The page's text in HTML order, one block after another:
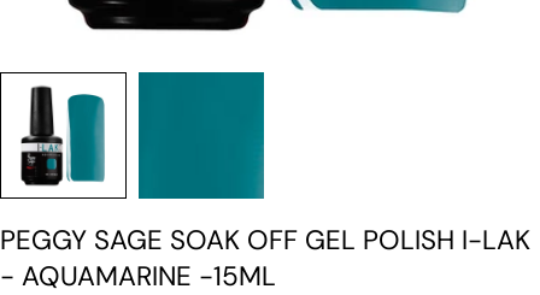
PEGGY SAGE SOAK OFF GEL POLISH I-LAK
- AQUAMARINE -15ML